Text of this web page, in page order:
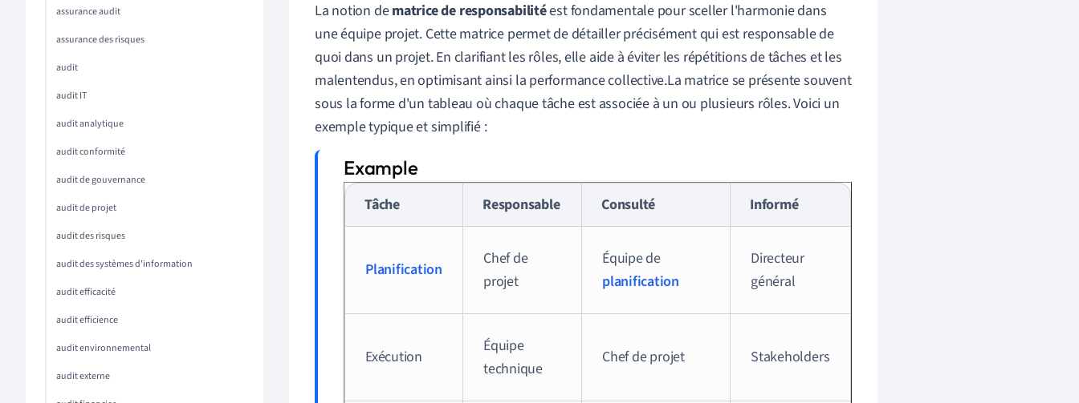
assurance audit
assurance des risques
audit
audit IT
audit analytique
audit conformité
audit de gouvernance
audit de projet
audit des risques
audit des systèmes d'information
audit efficacité
audit efficience
audit environnemental
audit externe
La notion dematrice de responsabilitéest fondamentale pour sceller l'harmonie dans
une équipe projet. Cette matrice permet de détailler précisément qui est responsable de
quoi dans un projet. En clarifiant les rôles, elle aide à éviter les répétitions de tâches et les
malentendus, en optimisant ainsi la performance collective.La matrice se présente souvent
sous la forme d'un tableau où chaque tâche est associée à un ou plusieurs rôles. Voici un
exemple typique et simplifié :
Tâche Responsable Consulté Informé
Planification
Chef de
projet
Équipe de
planification
Directeur
général
Exécution
Équipe
technique
Chef de projet Stakeholders